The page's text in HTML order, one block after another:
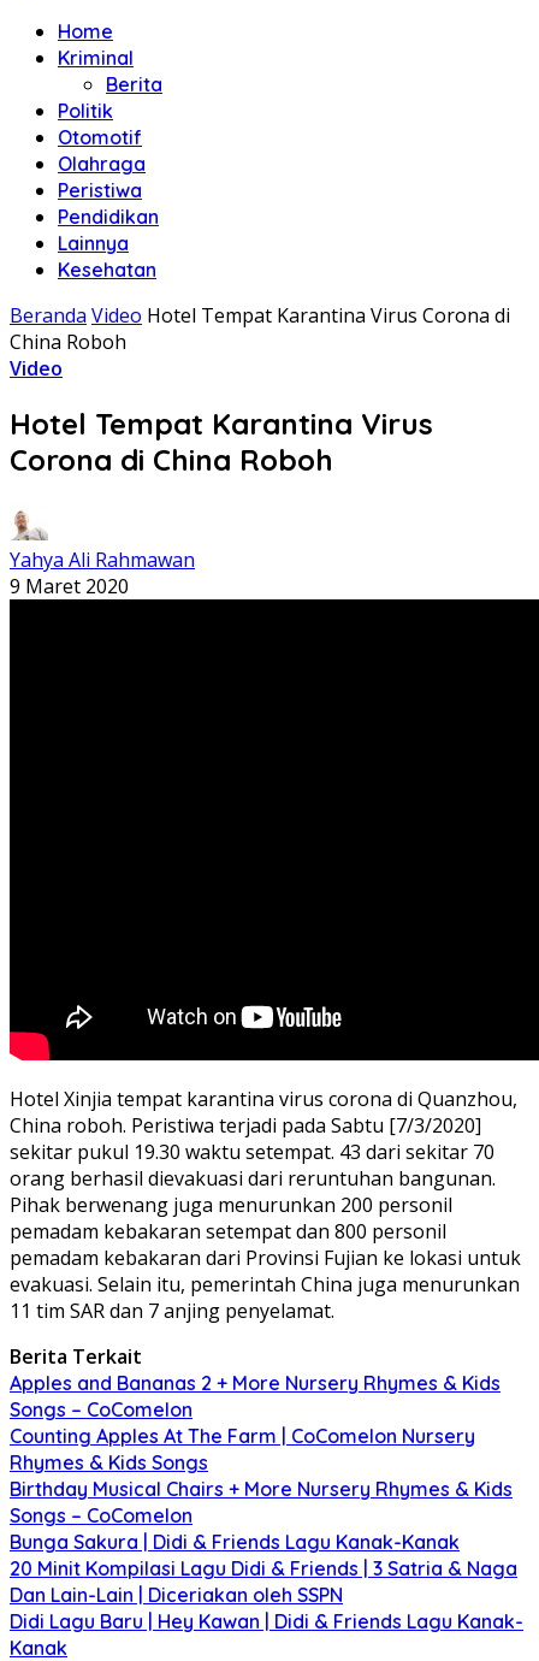
Home
Kriminal
Berita
Politik
Otomotif
Olahraga
Peristiwa
Pendidikan
Lainnya
Kesehatan
Beranda Video Hotel Tempat Karantina Virus Corona di
China Roboh
Video
Hotel Tempat Karantina Virus
Corona di China Roboh
Yahya Ali Rahmawan
9 Maret 2020
Hotel Xinjia tempat karantina virus corona di Quanzhou,
China roboh. Peristiwa terjadi pada Sabtu [7/3/2020]
sekitar pukul 19.30 waktu setempat. 43 dari sekitar 70
orang berhasil dievakuasi dari reruntuhan bangunan.
Pihak berwenang juga menurunkan 200 personil
pemadam kebakaran setempat dan 800 personil
pemadam kebakaran dari Provinsi Fujian ke lokasi untuk
evakuasi. Selain itu, pemerintah China juga menurunkan
11 tim SAR dan 7 anjing penyelamat.
Berita Terkait
Apples and Bananas 2 + More Nursery Rhymes & Kids
Songs – CoComelon
Counting Apples At The Farm | CoComelon Nursery
Rhymes & Kids Songs
Birthday Musical Chairs + More Nursery Rhymes & Kids
Songs – CoComelon
Bunga Sakura | Didi & Friends Lagu Kanak-Kanak
20 Minit Kompilasi Lagu Didi & Friends | 3 Satria & Naga
Dan Lain-Lain | Diceriakan oleh SSPN
Didi Lagu Baru | Hey Kawan | Didi & Friends Lagu Kanak-
Kanak